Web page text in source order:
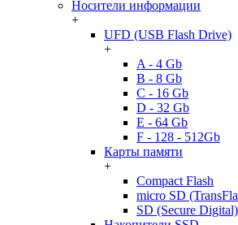
Носители информации
+
UFD (USB Flash Drive)
+
A - 4 Gb
B - 8 Gb
C - 16 Gb
D - 32 Gb
E - 64 Gb
F - 128 - 512Gb
Карты памяти
+
Compact Flash
micro SD
SD (Secure Digital)